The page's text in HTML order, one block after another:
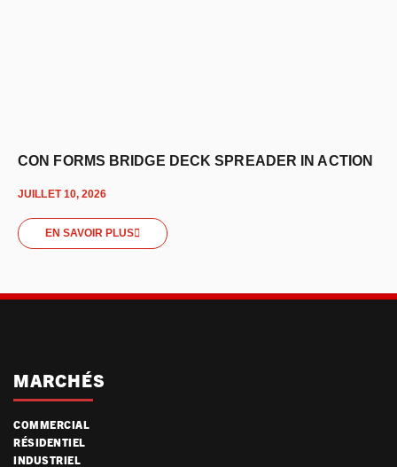
CON FORMS BRIDGE DECK SPREADER IN ACTION
JUILLET 10, 2026
EN SAVOIR PLUS
MARCHÉS
COMMERCIAL
RÉSIDENTIEL
INDUSTRIEL